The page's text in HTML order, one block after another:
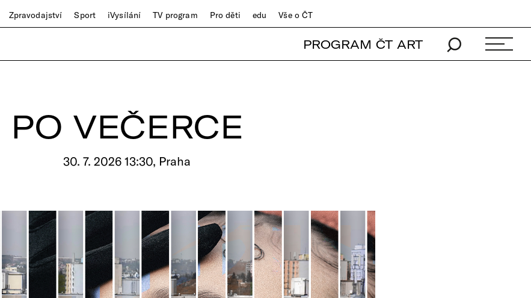
Zpravodajství Sport iVysílání TV program Pro děti edu Vše o ČT
PROGRAM ČT ART
PO VEČERCE
30. 7. 2026 13:30, Praha